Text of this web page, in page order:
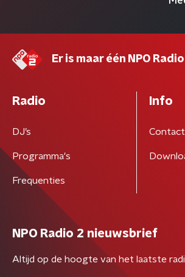
Er is maar één NPO
Radio
DJ’s
Programma's
Frequenties
Info
Contact
NPO Radio 2 nieuwsbrief
Altijd op de hoogte van het laatste